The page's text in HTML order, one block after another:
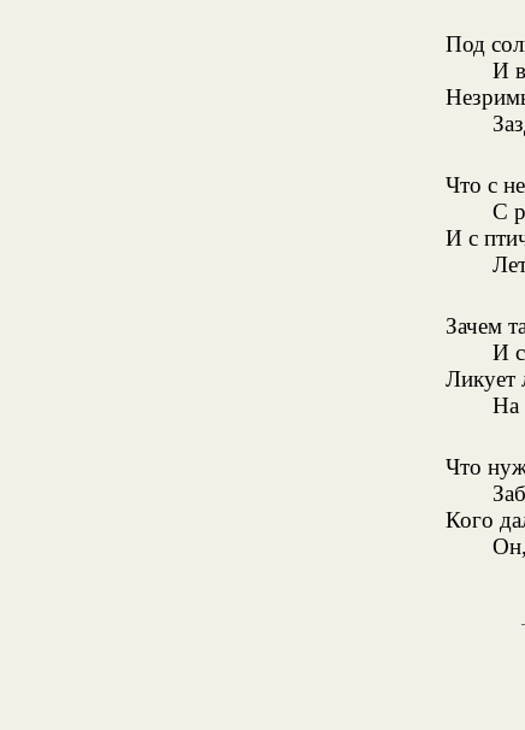
Под
И
Что с
С
И с
Зачем
И
Ликует
На
Что
Кого